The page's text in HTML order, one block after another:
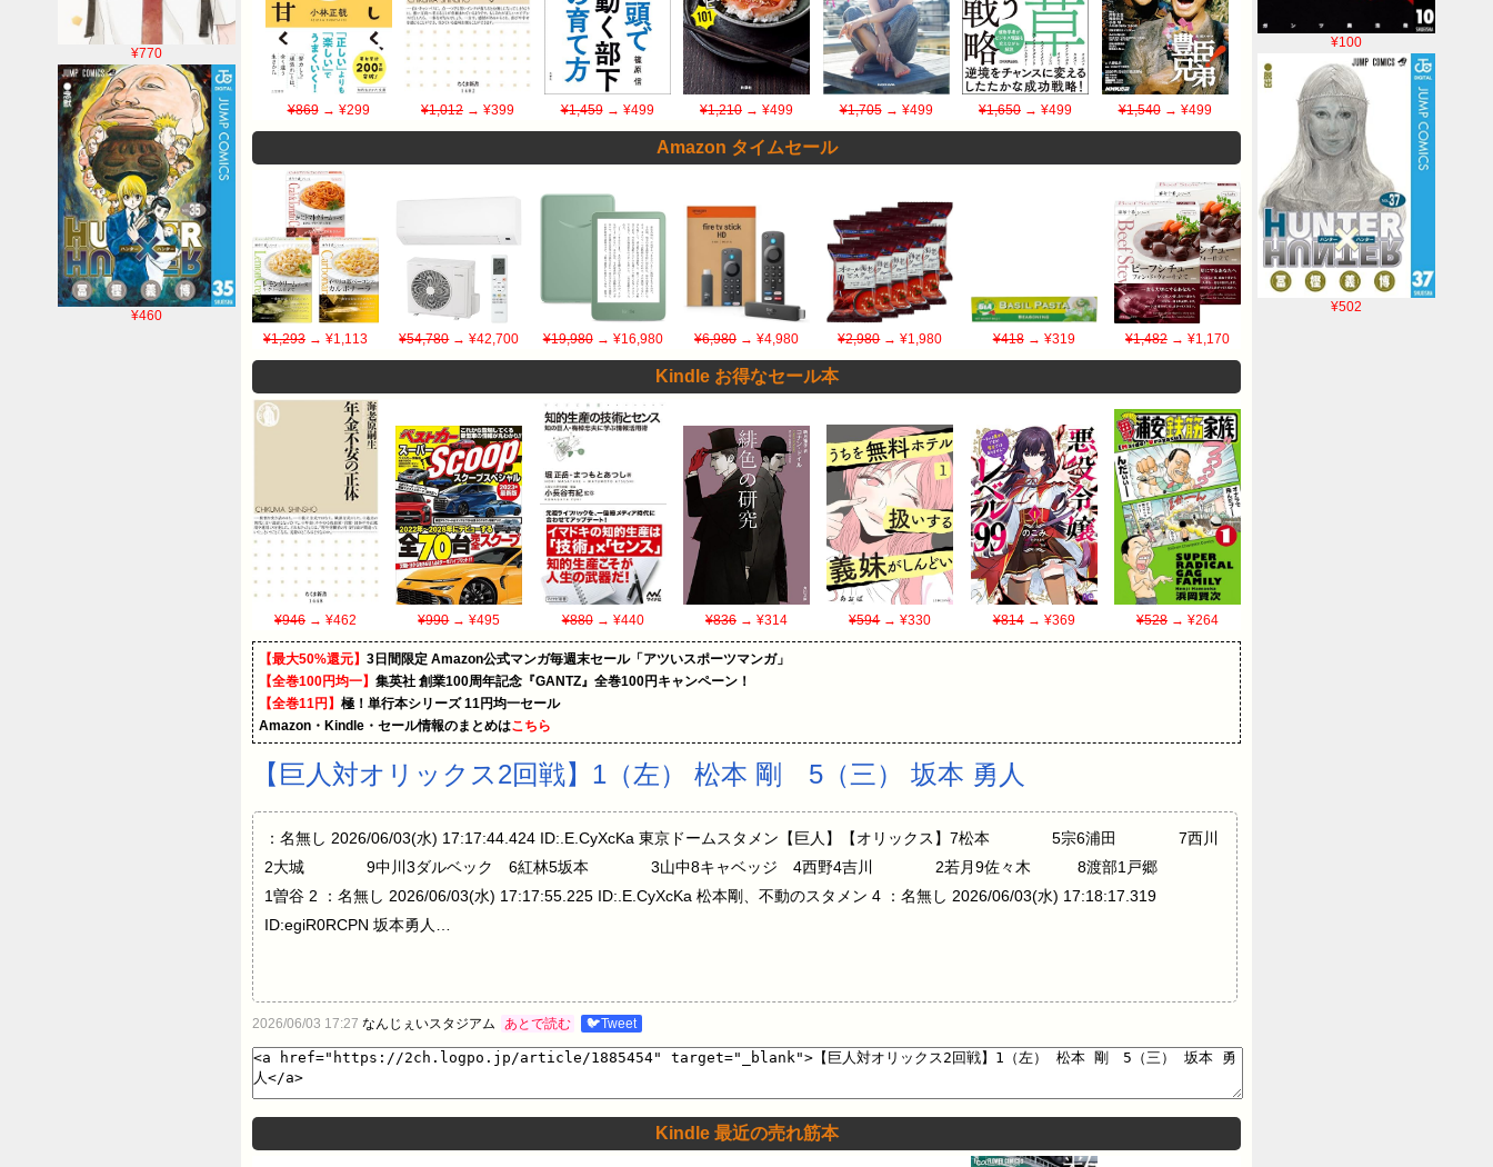
¥100
¥502
¥770
¥460
¥869→ ¥299 ¥1,012 → ¥399 ¥1,459→ ¥499 ¥1,210 → ¥499 ¥1,705→ ¥499 ¥1,650 → ¥499 ¥1,540→ ¥499
Amazon タイムセール
¥1,293 → ¥1,113 ¥54,780→ ¥42,700 ¥19,980→ ¥16,980 ¥6,980→ ¥4,980 ¥2,980→ ¥1,980 ¥418→ ¥319 ¥1,482→ ¥1,170
Kindle お得なセール本
¥946 → ¥462 ¥990→ ¥495 ¥880→ ¥440 ¥836→ ¥314 ¥594→ ¥330 ¥814→ ¥369 ¥528→ ¥264
【最大50%還元】 3日間限定 Amazon公式マンガ毎週末セール「アツいスポーツマンガ」
【全巻100円均一】 集英社 創業100周年記念『GANTZ』全巻100円キャンペーン！
【全巻11円】 極！単行本シリーズ 11円均一セール
Amazon・Kindle・セール情報のまとめはこちら
【巨人対オリックス2回戦】1（左） 松本 剛 5（三） 坂本 勇人
：名無し 2026/06/03(水) 17:17:44.424 ID:.E.CyXcKa 東京ドームスタメン【巨人】【オリックス】7松本 5宗6浦田 7西川
2大城 9中川3ダルベック 6紅林5坂本 3山中8キャベッジ 4西野4吉川 2若月9佐々木 8渡部1戸郷
1曽谷 2 ：名無し 2026/06/03(水) 17:17:55.225 ID:.E.CyXcKa 松本剛、不動のスタメン 4 ：名無し 2026/06/03(水) 17:18:17.319
ID:egiR0RCPN 坂本勇人…
2026/06/03 17:27 なんじぇいスタジアム あとで読む 🐦Tweet
Kindle 最近の売れ筋本